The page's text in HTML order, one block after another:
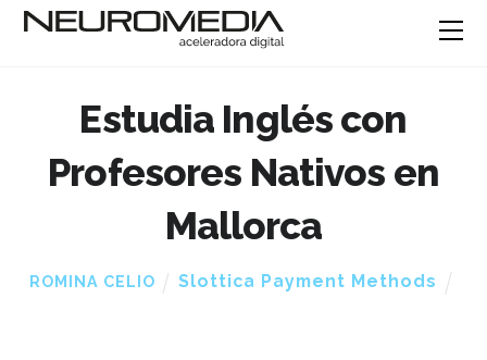
Estudia Inglés con
Profesores Nativos en
Mallorca
ROMINA CELIO Slottica Payment Methods